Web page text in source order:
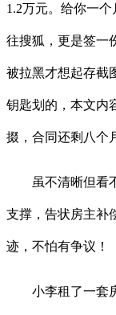
1.2万元。给你一
往搜狐，更是签
被拉黑才想起存截
钥匙划的，本文内
掇，合同还剩八个
虽不清晰但看不
支撑，告状房主补
迹，不怕有争议！
小李租了一套房